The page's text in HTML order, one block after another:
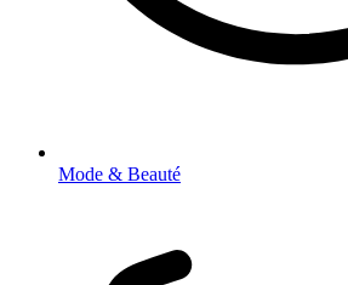
Mode & Beauté